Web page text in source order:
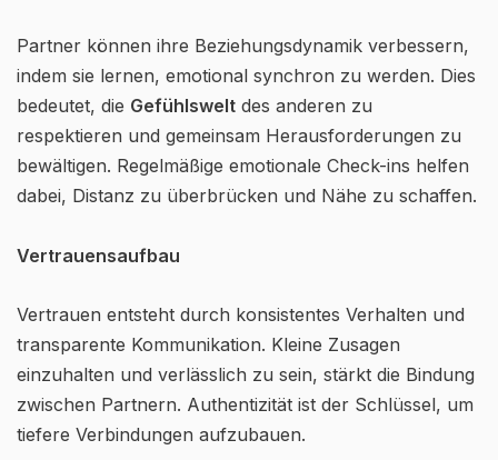
Partner können ihre Beziehungsdynamik verbessern,
indem sie lernen, emotional synchron zu werden. Dies
bedeutet, die Gefühlswelt des anderen zu
respektieren und gemeinsam Herausforderungen zu
bewältigen. Regelmäßige emotionale Check-ins helfen
dabei, Distanz zu überbrücken und Nähe zu schaffen.
Vertrauensaufbau
Vertrauen entsteht durch konsistentes Verhalten und
transparente Kommunikation. Kleine Zusagen
einzuhalten und verlässlich zu sein, stärkt die Bindung
zwischen Partnern. Authentizität ist der Schlüssel, um
tiefere Verbindungen aufzubauen.